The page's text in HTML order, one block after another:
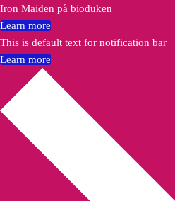
Iron Maiden på bioduken
Learn more
This is default text for notification bar
Learn more